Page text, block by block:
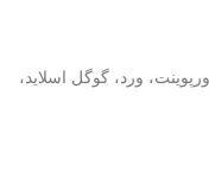
ورد، گوگل اسلاید،